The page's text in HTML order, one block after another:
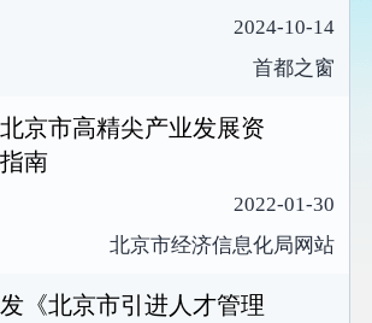
2024-10-14
首都之窗
京市高精尖产业发展资
南
2022-01-30
北京市经济信息化局网站
《北京市引进人才管理